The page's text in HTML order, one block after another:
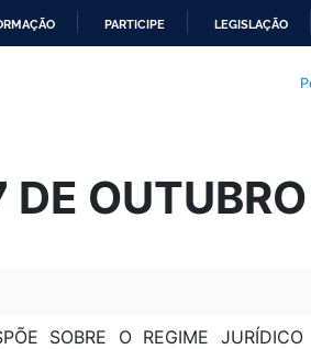
PARTICIPE LEGISLAÇÃO
SOBRE O REGIME JURÍDICO